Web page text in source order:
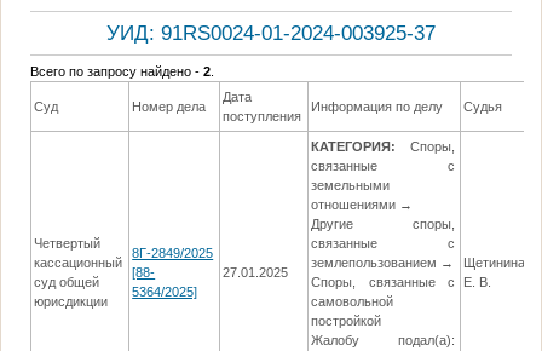
УИД: 91RS0024-01-2024-003925-37
Всего по запросу найдено -2
Суд Номер дела
Дата
поступления
Информация по делу Судья
Четвертый
кассационный
суд общей
юрисдикции
8Г-2849/2025
[88-
5364/2025]
27.01.2025
КАТЕГОРИЯ:
Споры,
связанные с
земельными
отношениями →
Другие споры,
связанные с
землепользованием →
Споры, связанные с
самовольной
постройкой
Жалобу подал(а):
Щетинина
Е. В.